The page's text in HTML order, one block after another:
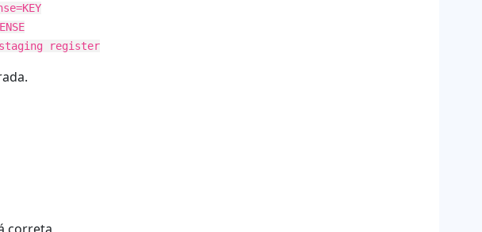
register